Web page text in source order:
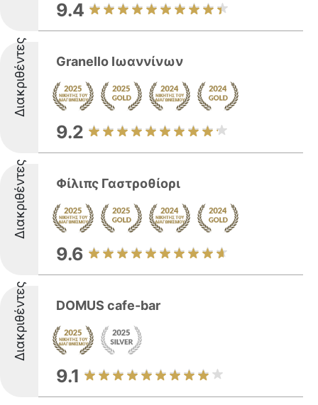
9.4
Διακριθέντες Granello Ιωαννίνων
9.2
Διακριθέντες Φίλιπς Γαστροθίορι
9.6
Διακριθέντες DOMUS cafe-bar
9.1